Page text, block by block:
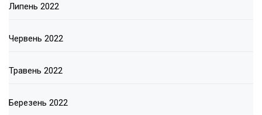
Липень 2022
Червень 2022
Травень 2022
Березень 2022